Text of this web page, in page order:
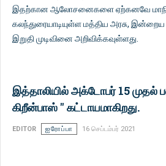
இதற்கான ஆலோசனைகளை ஏற்கனவே
கலந்துரையாடியுள்ள மத்திய அரசு,
இறுதி முடிவினை அறிவிக்கவுள்ளது.
இத்தாலியில் அக்டோபர் 15 முதல்
கிறீன்பாஸ் " கட்டாயமாகிறது.
EDITOR ஐரோப்பா 16 செப்டம்பர் 2021